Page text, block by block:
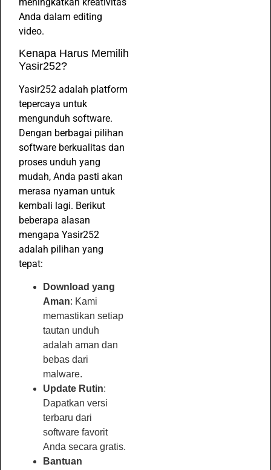
Anda dalam editing
video.
Kenapa Harus Memilih
Yasir252?
Yasir252 adalah platform
tepercaya untuk
mengunduh software.
Dengan berbagai pilihan
software berkualitas dan
proses unduh yang
mudah, Anda pasti akan
merasa nyaman untuk
kembali lagi. Berikut
beberapa alasan
mengapa Yasir252
adalah pilihan yang
tepat:
Download yang
Aman: Kami
memastikan setiap
tautan unduh
adalah aman dan
bebas dari
malware.
Update Rutin:
Dapatkan versi
terbaru dari
software favorit
Anda secara gratis.
Bantuan